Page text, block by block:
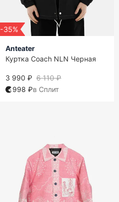
-35%
Anteater
Куртка Coach NLN Черная
6 110 ₽
3 990 ₽
998 ₽в Сплит